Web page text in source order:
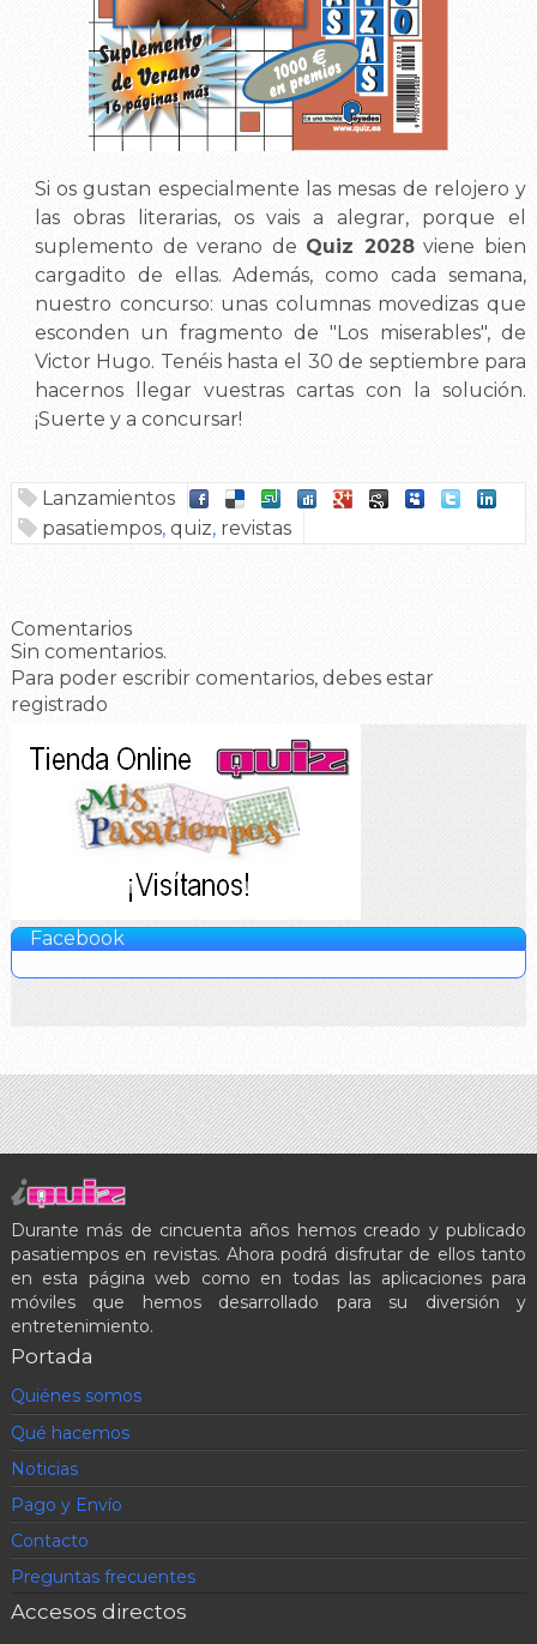
Si os gustan especialmente las mesas de relojero y
las obras literarias, os vais a alegrar, porque el
suplemento de verano de Quiz 2028viene bien
cargadito de ellas. Además, como cada semana,
nuestro concurso: unas columnas movedizas que
esconden un fragmento de "Los miserables", de
Victor Hugo. Tenéis hasta el 30 de septiembre para
hacernos llegar vuestras cartas con la solución.
¡Suerte y a concursar!
Lanzamientos
pasatiempos, quiz, revistas
Comentarios
Sin comentarios.
Para poder escribir comentarios, debes estar
registrado
Facebook
Durante más de cincuenta años hemos creado y publicado
pasatiempos en revistas. Ahora podrá disfrutar de ellos tanto
en esta página web como en todas las aplicaciones para
móviles que hemos desarrollado para su diversión y
entretenimiento.
Portada
Quiénes somos
Qué hacemos
Noticias
Pago y Envío
Contacto
Preguntas frecuentes
Accesos directos